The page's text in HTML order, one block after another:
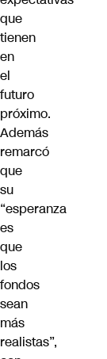
que
tienen
en
el
futuro
próximo.
Además
remarcó
que
su
“esperanza
es
que
los
fondos
sean
más
realistas”,